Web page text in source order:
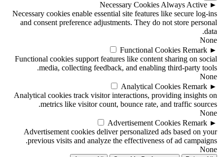
►
Necessary Cookies Always Active
Necessary cookies enable essential site features like secure log-ins
and consent preference adjustments. They do not store personal
data.
None
►
Functional Cookies Remark
Functional cookies support features like content sharing on social
media, collecting feedback, and enabling third-party tools.
None
►
Analytical Cookies Remark
Analytical cookies track visitor interactions, providing insights on
metrics like visitor count, bounce rate, and traffic sources.
None
►
Advertisement Cookies Remark
Advertisement cookies deliver personalized ads based on your
previous visits and analyze the effectiveness of ad campaigns.
None